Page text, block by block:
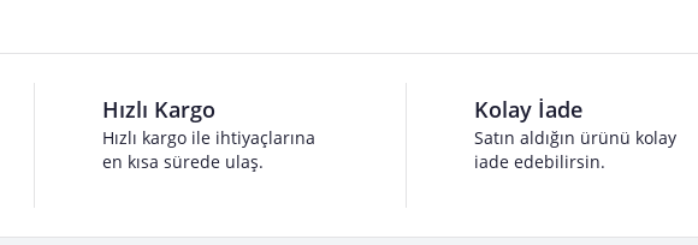
Hızlı Kargo
Hızlı kargo ile ihtiyaçlarına
en kısa sürede ulaş.
Kolay İade
Satın aldığın ürünü kolay
iade edebilirsin.